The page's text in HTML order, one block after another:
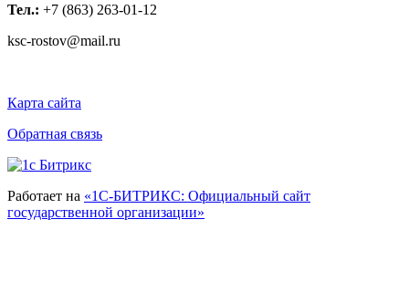
Тел.: +7 (863) 263-01-12
ksc-rostov@mail.ru
Карта сайта
Обратная связь
Работает на «1С-БИТРИКС: Официальный сайт
государственной организации»